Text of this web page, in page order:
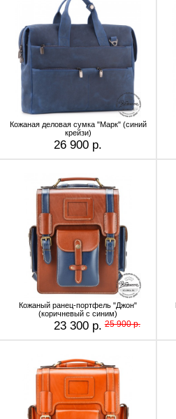
Кожаная деловая сумка "Марк" (синий
крейзи)
26 900 р.
Кожаный ранец-портфель "Джон"
(коричневый с синим)
23 300 р. 25 900 р.